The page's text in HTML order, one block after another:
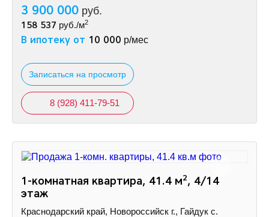
3 900 000 руб.
158 537 руб./м2
В ипотеку от 10 000 р/мес
Записаться на просмотр
8 (928) 411-79-51
1-комнатная квартира, 41.4 м2, 4/14
этаж
Краснодарский край, Новороссийск г., Гайдук с.